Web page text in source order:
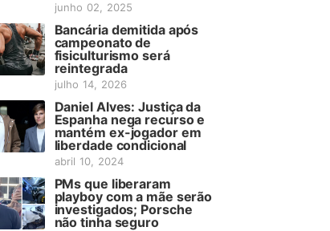
junho 02, 2025
Bancária demitida após
campeonato de
fisiculturismo será
reintegrada
julho 14, 2026
Daniel Alves: Justiça da
Espanha nega recurso e
mantém ex-jogador em
liberdade condicional
abril 10, 2024
PMs que liberaram
playboy com a mãe serão
investigados; Porsche
não tinha seguro